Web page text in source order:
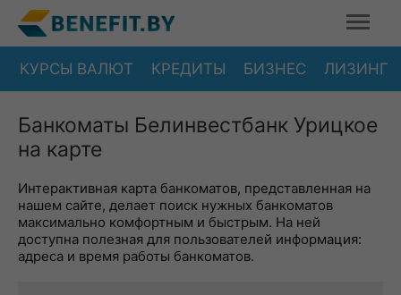
КУРСЫ ВАЛЮТ КРЕДИТЫ БИЗНЕС ЛИЗИНГ
Банкоматы Белинвестбанк Урицкое
на карте
Интерактивная карта банкоматов, представленная на
нашем сайте, делает поиск нужных банкоматов
максимально комфортным и быстрым. На ней
доступна полезная для пользователей информация:
адреса и время работы банкоматов.